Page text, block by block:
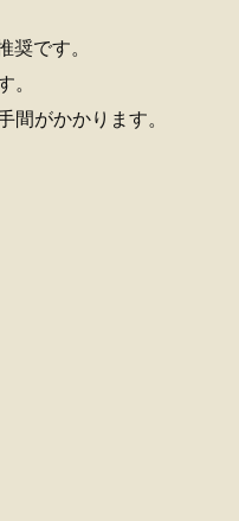
です。
がかかります。